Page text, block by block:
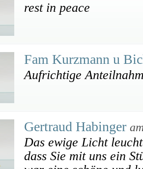
rest in peace
Fam Kurzmann u
Aufrichtige
Gertraud Habinger
Das ewige Licht
dass Sie mit uns ein